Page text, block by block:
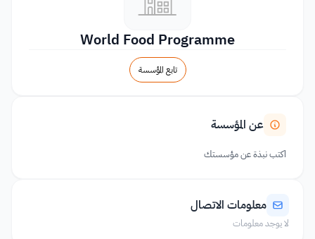
World Food Programme
تابع المؤسسة
عن المؤسسة
اكتب نبذة عن مؤسستك
معلومات الاتصال
لا يوجد معلومات